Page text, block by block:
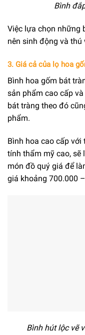
Bình
Việc lựa chọn những
nên sinh động và thú
3. Giá cả của lọ hoa
Bình hoa gốm bát
sản phẩm cao cấp
bát tràng theo đó
phẩm.
Bình hoa cao cấp với
tính thẩm mỹ cao, sẽ
món đồ quý giá để
giá khoảng 700.000
Bình hút lộc vẽ